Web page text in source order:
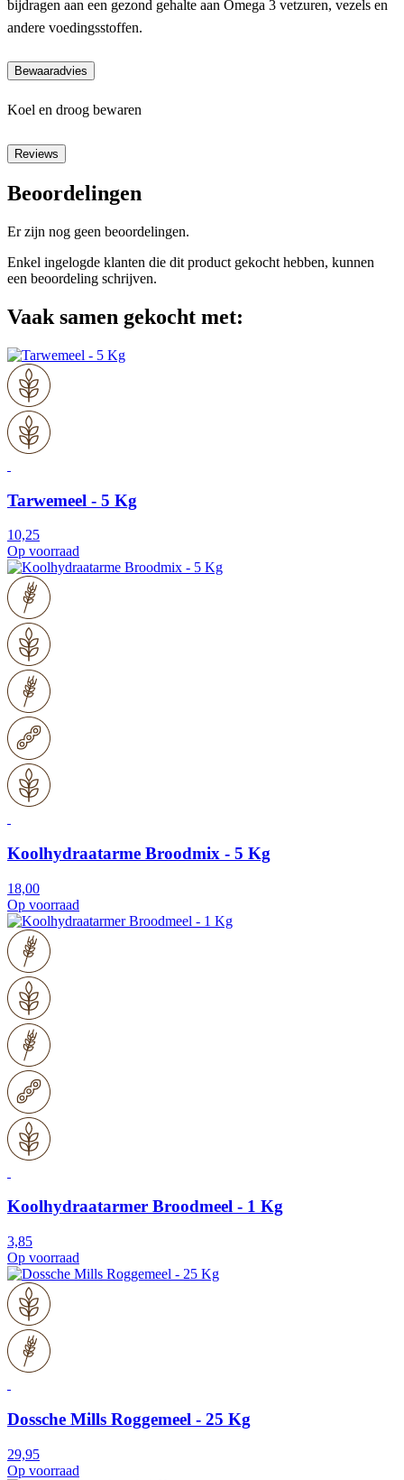
bijdragen aan een gezond gehalte aan Omega 3 vetzuren, vezels en
andere voedingsstoffen.
Bewaaradvies
Koel en droog bewaren
Reviews
Beoordelingen
Er zijn nog geen beoordelingen.
Enkel ingelogde klanten die dit product gekocht hebben, kunnen
een beoordeling schrijven.
Vaak samen gekocht met:
Tarwemeel - 5 Kg
10,25
Op voorraad
Koolhydraatarme Broodmix - 5 Kg
18,00
Op voorraad
Koolhydraatarmer Broodmeel - 1 Kg
3,85
Op voorraad
Dossche Mills Roggemeel - 25 Kg
29,95
Op voorraad